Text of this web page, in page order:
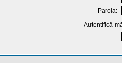
Parola:
Autentifică-